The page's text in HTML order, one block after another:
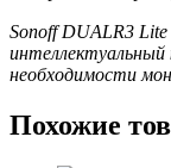
Sonoff DUALR3
интеллектуальный
необходимости
Похожие